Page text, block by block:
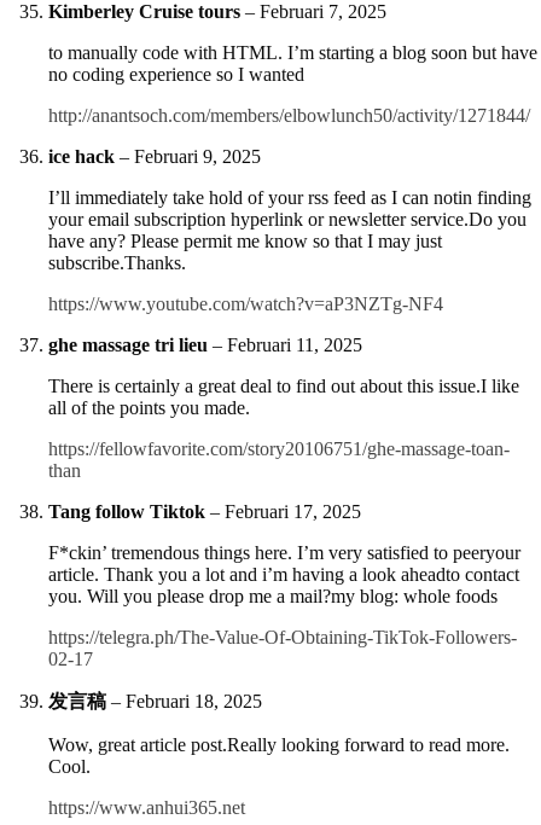
Kimberley Cruise tours – Februari 7, 2025
to manually code with HTML. I’m starting a blog soon but have
no coding experience so I wanted
http://anantsoch.com/members/elbowlunch50/activity/1271844/
ice hack – Februari 9, 2025
I’ll immediately take hold of your rss feed as I can notin finding
your email subscription hyperlink or newsletter service.Do you
have any? Please permit me know so that I may just
subscribe.Thanks.
https://www.youtube.com/watch?v=aP3NZTg-NF4
ghe massage tri lieu – Februari 11, 2025
There is certainly a great deal to find out about this issue.I like
all of the points you made.
https://fellowfavorite.com/story20106751/ghe-massage-toan-
than
Tang follow Tiktok – Februari 17, 2025
F*ckin’ tremendous things here. I’m very satisfied to peeryour
article. Thank you a lot and i’m having a look aheadto contact
you. Will you please drop me a mail?my blog: whole foods
https://telegra.ph/The-Value-Of-Obtaining-TikTok-Followers-
02-17
发言稿 – Februari 18, 2025
Wow, great article post.Really looking forward to read more.
Cool.
https://www.anhui365.net